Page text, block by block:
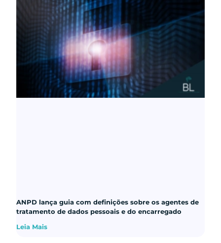
ANPD lança guia com definições sobre os agentes de
tratamento de dados pessoais e do encarregado
Leia Mais